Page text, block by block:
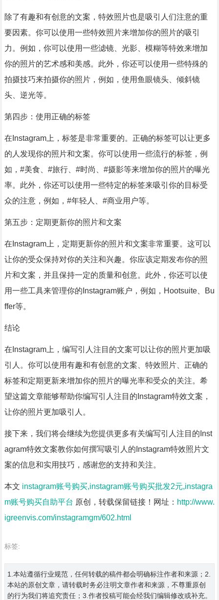
除了有趣和有创意的文案，特效照片也是吸引人们注意的重
要因素。你可以使用一些特效照片来增加你的照片的吸引
力。例如，你可以使用一些滤镜、光影、模糊等特效来增加
你的照片的艺术感和美感。此外，你还可以使用一些特殊的
拍摄技巧来拍摄你的照片，例如，使用鱼眼镜头、倾斜镜
头、逆光等。
第四步：使用正确的标签
在Instagram上，标签是非常重要的。正确的标签可以让更多
的人发现你的照片和文案。你可以使用一些流行的标签，例
如，#美食、#旅行、#时尚、#摄影等来增加你的照片的曝光
率。此外，你还可以使用一些特定的标签来吸引你的目标受
众的注意，例如，#年轻人、#商业用户等。
第五步：定期更新你的照片和文案
在Instagram上，定期更新你的照片和文案非常重要。这可以
让你的受众保持对你的关注和兴趣。你应该定期发布你的照
片和文案，并且保持一定的质量和创意。此外，你还可以使
用一些工具来管理你的Instagram账户，例如，Hootsuite、Bu
ffer等。
结论
在Instagram上，编写引人注目的文案可以让你的照片更加吸
引人。你可以使用有趣和有创意的文案、特效照片、正确的
标签和定期更新来增加你的照片的曝光率和受众的关注。希
望这篇文章能够帮助你编写引人注目的Instagram特效文案，
让你的照片更加吸引人。
接下来，我们将会继续为您提供更多有关编写引人注目的Inst
agram特效文案教你如何撰写吸引人的Instagram特效照片文
案的信息和实用技巧，感谢您的支持和关注。
本文 instagram账号购买,instagram账号购买批发2元,instagra
m账号购买自助平台 原创，转载保留链接！网址： http://www.
igreenvis.com/instagramgm/602.html
标签:
1.本站遵循行业规范，任何转载的稿件都会明确标注作者和来源；2.
本站的原创文章，请转载时务必注明文章作者和来源，不尊重原创
的行为我们将追究责任；3.作者投稿可能会经我们编辑修改或补充。